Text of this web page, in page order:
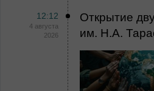
12:12
4 августа
2026
Открытие
им. Н.А.